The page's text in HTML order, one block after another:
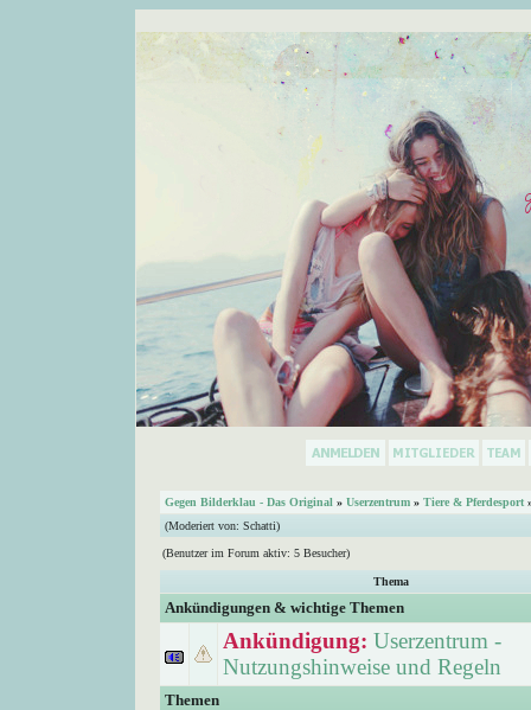
Gegen Bilderklau - Das Original » Userzentrum » Tiere & Pferdesport
(Moderiert von: Schatti)
(Benutzer im Forum aktiv: 5 Besucher)
Thema
Ankündigungen & wichtige Themen
Ankündigung: Userzentrum -
Nutzungshinweise und Regeln
Themen